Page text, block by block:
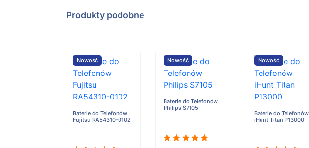
Produkty podobne
Nowość
Baterie do Telefonów
Fujitsu RA54310-0102
Nowość
Baterie do Telefonów
Philips S7105
Nowość
Baterie do Telefonów
iHunt Titan P13000